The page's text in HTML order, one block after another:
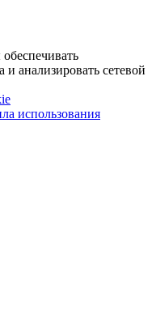
анализировать сетевой
использования